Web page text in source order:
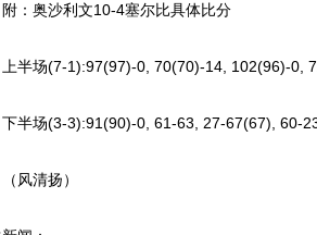
奥沙利文10-4塞尔比具体比分
场(7-1):97(97)-0, 70(70)-14, 102(96)-0,
场(3-3):91(90)-0, 61-63, 27-67(67), 60-
清扬）